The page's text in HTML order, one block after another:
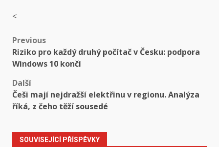
<
Post
navigation
Previous
Riziko pro každý druhý počítač v Česku: podpora
Windows 10 končí
Další
Češi mají nejdražší elektřinu v regionu. Analýza
říká, z čeho těží sousedé
SOUVISEJÍCÍ PŘÍSPĚVKY